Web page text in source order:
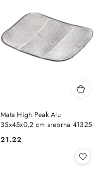
Mata High Peak Alu
35x45x0,2 cm srebrna 41325
Cena:
21.22